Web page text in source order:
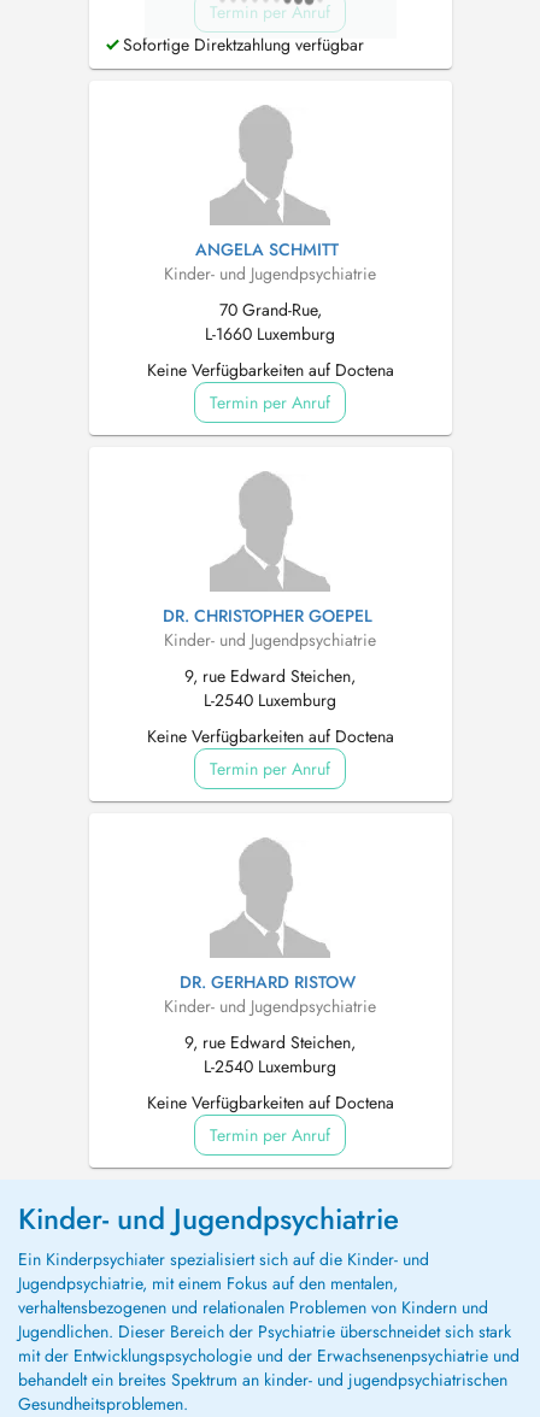
Termin per Anruf
Sofortige Direktzahlung verfügbar
ANGELA SCHMITT
Kinder- und Jugendpsychiatrie
70 Grand-Rue,
L-1660 Luxemburg
Keine Verfügbarkeiten auf Doctena
Termin per Anruf
DR. CHRISTOPHER GOEPEL
Kinder- und Jugendpsychiatrie
9, rue Edward Steichen,
L-2540 Luxemburg
Keine Verfügbarkeiten auf Doctena
Termin per Anruf
DR. GERHARD RISTOW
Kinder- und Jugendpsychiatrie
9, rue Edward Steichen,
L-2540 Luxemburg
Keine Verfügbarkeiten auf Doctena
Termin per Anruf
Kinder- und Jugendpsychiatrie
Ein Kinderpsychiater spezialisiert sich auf die Kinder- und
Jugendpsychiatrie, mit einem Fokus auf den mentalen,
verhaltensbezogenen und relationalen Problemen von Kindern und
Jugendlichen. Dieser Bereich der Psychiatrie überschneidet sich stark
mit der Entwicklungspsychologie und der Erwachsenenpsychiatrie und
behandelt ein breites Spektrum an kinder- und jugendpsychiatrischen
Gesundheitsproblemen.